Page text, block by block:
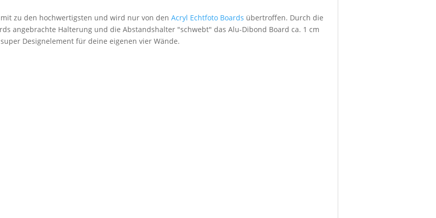
zu den hochwertigsten und wird nur von den Acryl Echtfoto Boards übertroffen. Durch die
angebrachte Halterung und die Abstandshalter "schwebt" das Alu-Dibond Board ca. 1 cm
Designelement für deine eigenen vier Wände.